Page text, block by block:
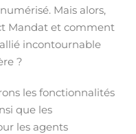
Mais alors,
Mandat et comment
incontournable
?
les fonctionnalités
que les
les agents